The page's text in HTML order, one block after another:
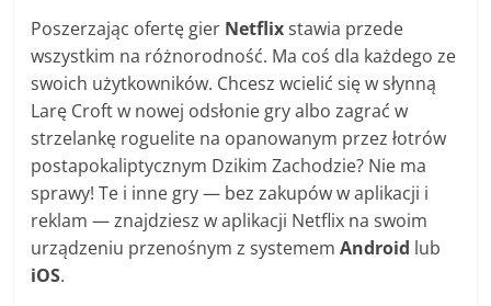
Poszerzając ofertę gier Netflixstawia przede
wszystkim na różnorodność. Ma coś dla każdego ze
swoich użytkowników. Chcesz wcielić się w słynną
Larę Croft w nowej odsłonie gry albo zagrać w
strzelankę roguelite na opanowanym przez łotrów
postapokaliptycznym Dzikim Zachodzie? Nie ma
sprawy! Te i inne gry — bez zakupów w aplikacji i
reklam — znajdziesz w aplikacji Netflix na swoim
urządzeniu przenośnym z systememAndroid lub
iOS.